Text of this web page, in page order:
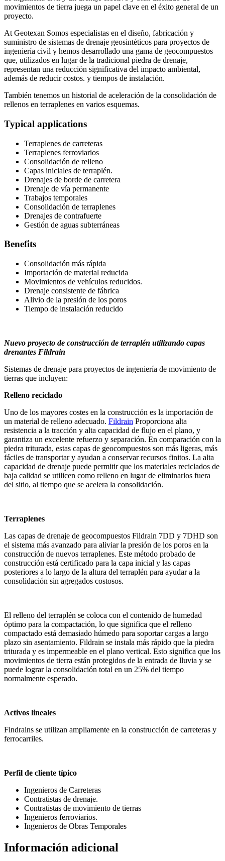
movimientos de tierra juega un papel clave en el éxito general de un
proyecto.
At Geotexan Somos especialistas en el diseño, fabricación y
suministro de sistemas de drenaje geosintéticos para proyectos de
ingeniería civil y hemos desarrollado una gama de geocompuestos
que, utilizados en lugar de la tradicional piedra de drenaje,
representan una reducción significativa del impacto ambiental,
además de reducir costos. y tiempos de instalación.
También tenemos un historial de aceleración de la consolidación de
rellenos en terraplenes en varios esquemas.
Typical applications
Terraplenes de carreteras
Terraplenes ferroviarios
Consolidación de relleno
Capas iniciales de terraplén.
Drenajes de borde de carretera
Drenaje de vía permanente
Trabajos temporales
Consolidación de terraplenes
Drenajes de contrafuerte
Gestión de aguas subterráneas
Benefits
Consolidación más rápida
Importación de material reducida
Movimientos de vehículos reducidos.
Drenaje consistente de fábrica
Alivio de la presión de los poros
Tiempo de instalación reducido
Nuevo proyecto de construcción de terraplén utilizando capas
drenantes Fildrain
Sistemas de drenaje para proyectos de ingeniería de movimiento de
tierras que incluyen:
Relleno reciclado
Uno de los mayores costes en la construcción es la importación de
un material de relleno adecuado. Fildrain Proporciona alta
resistencia a la tracción y alta capacidad de flujo en el plano, y
garantiza un excelente refuerzo y separación. En comparación con la
piedra triturada, estas capas de geocompuestos son más ligeras, más
fáciles de transportar y ayudan a conservar recursos finitos. La alta
capacidad de drenaje puede permitir que los materiales reciclados de
baja calidad se utilicen como relleno en lugar de eliminarlos fuera
del sitio, al tiempo que se acelera la consolidación.
Terraplenes
Las capas de drenaje de geocompuestos Fildrain 7DD y 7DHD son
el sistema más avanzado para aliviar la presión de los poros en la
construcción de nuevos terraplenes. Este método probado de
construcción está certificado para la capa inicial y las capas
posteriores a lo largo de la altura del terraplén para ayudar a la
consolidación sin agregados costosos.
El relleno del terraplén se coloca con el contenido de humedad
óptimo para la compactación, lo que significa que el relleno
compactado está demasiado húmedo para soportar cargas a largo
plazo sin asentamiento. Fildrain se instala más rápido que la piedra
triturada y es impermeable en el plano vertical. Esto significa que los
movimientos de tierra están protegidos de la entrada de lluvia y se
puede lograr la consolidación total en un 25% del tiempo
normalmente esperado.
Activos lineales
Findrains se utilizan ampliamente en la construcción de carreteras y
ferrocarriles.
Perfil de cliente típico
Ingenieros de Carreteras
Contratistas de drenaje.
Contratistas de movimiento de tierras
Ingenieros ferroviarios.
Ingenieros de Obras Temporales
Información adicional